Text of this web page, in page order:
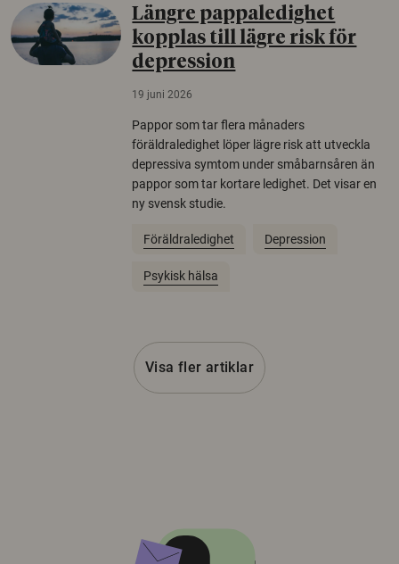
Längre pappaledighet
kopplas till lägre risk för
depression
19 juni 2026
Pappor som tar flera månaders
föräldraledighet löper lägre risk att utveckla
depressiva symtom under småbarnsåren än
pappor som tar kortare ledighet. Det visar en
ny svensk studie.
Föräldraledighet Depression
Psykisk hälsa
Visa fler artiklar